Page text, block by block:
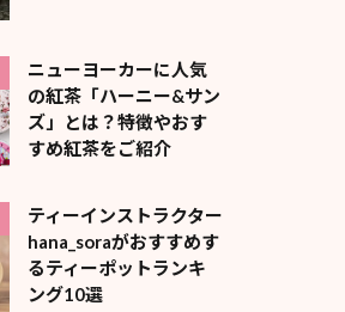
ニューヨーカーに人気
の紅茶「ハーニー&サン
ズ」とは？特徴やおす
すめ紅茶をご紹介
ティーインストラクター
hana_soraがおすすめす
るティーポットランキ
ング10選